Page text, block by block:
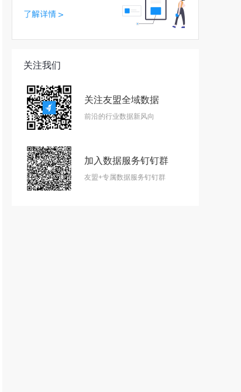
关注我们
关注友盟全域数据
前沿的行业数据新风向
加入数据服务钉钉群
友盟+专属数据服务钉钉群